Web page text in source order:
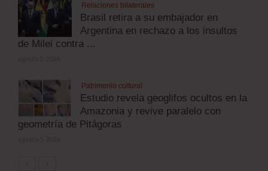
Relaciones bilaterales
Brasil retira a su embajador en
Argentina en rechazo a los insultos
de Milei contra ...
Patrimonio cultural
Estudio revela geoglifos ocultos en la
Amazonia y revive paralelo con
geometría de Pitágoras